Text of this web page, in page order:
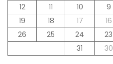
9
10
11
12
16
17
18
19
23
24
25
26
30
31